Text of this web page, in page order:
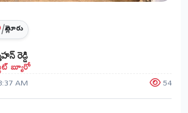
/నెల్లూరు
రెడ్డి
బ్యూరో
AM 54